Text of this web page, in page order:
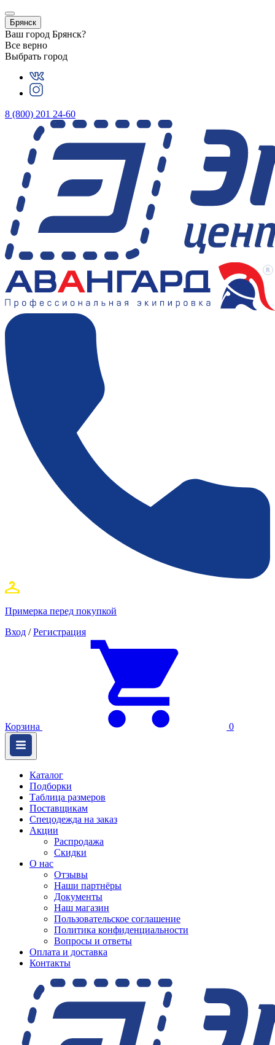
Брянск
Ваш город Брянск?
Все верно
Выбрать город
8 (800) 201 24-60
Примерка перед покупкой
Вход / Регистрация
Корзина 0
Каталог
Подборки
Таблица размеров
Поставщикам
Спецодежда на заказ
Акции
Распродажа
Скидки
О нас
Отзывы
Наши партнёры
Документы
Наш магазин
Пользовательское соглашение
Политика конфиденциальности
Вопросы и ответы
Оплата и доставка
Контакты